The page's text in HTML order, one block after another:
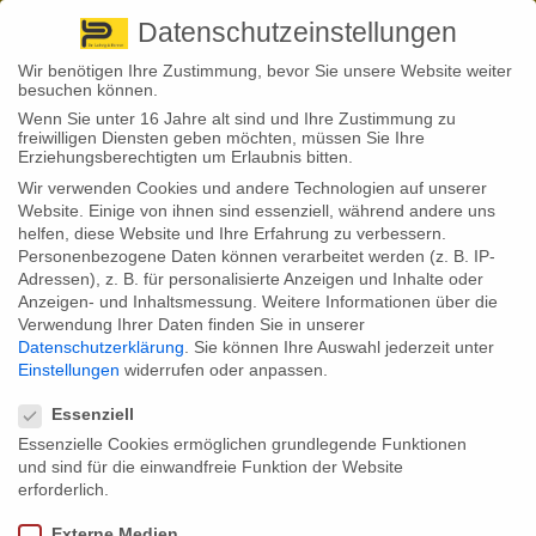
+ 49 3501 528571 |
Back to News
26
Juni
Stephan Fröhlich
Hinterbliebenenrentner dürfen ab 1. Juli mehr
hinzuverdienen
Ab dem 1. Juli 2024 dürfen Hinterbliebenenrentner mehr
Einkommensgrenze steigt auf 1.038,05 Euro netto im Monat. Die
Deutsche Rentenversicherung informiert über die Änderungen und die
Auswirkungen auf die Rentenberechnung.
Hinterbliebenenrentner in Deutschland dürfen ab dem 1. Juli 2024 mehr
Deutsche Rentenversicherung hat bekannt gegeben, dass die
Datenschutzeinstellungen
Wir benötigen Ihre Zustimmung, bevor Sie unsere Website weiter
besuchen können.
Wenn Sie unter 16 Jahre alt sind und Ihre Zustimmung zu
freiwilligen Diensten geben möchten, müssen Sie Ihre
Erziehungsberechtigten um Erlaubnis bitten.
Wir verwenden Cookies und andere Technologien auf unserer
Website. Einige von ihnen sind essenziell, während andere uns
helfen, diese Website und Ihre Erfahrung zu verbessern.
Personenbezogene Daten können verarbeitet werden (z. B. IP-
Adressen), z. B. für personalisierte Anzeigen und Inhalte oder
Anzeigen- und Inhaltsmessung. Weitere Informationen über die
Verwendung Ihrer Daten finden Sie in unserer
Datenschutzerklärung
Sie können Ihre Auswahl jederzeit unter
Einstellungen widerrufen oder anpassen.
Essenziell
Essenzielle Cookies ermöglichen grundlegende Funktionen
und sind für die einwandfreie Funktion der Website
erforderlich.